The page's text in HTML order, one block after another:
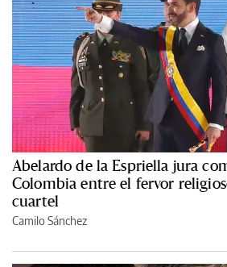
Abelardo de la Espriella jura
Colombia entre el fervor
cuartel
Camilo Sánchez